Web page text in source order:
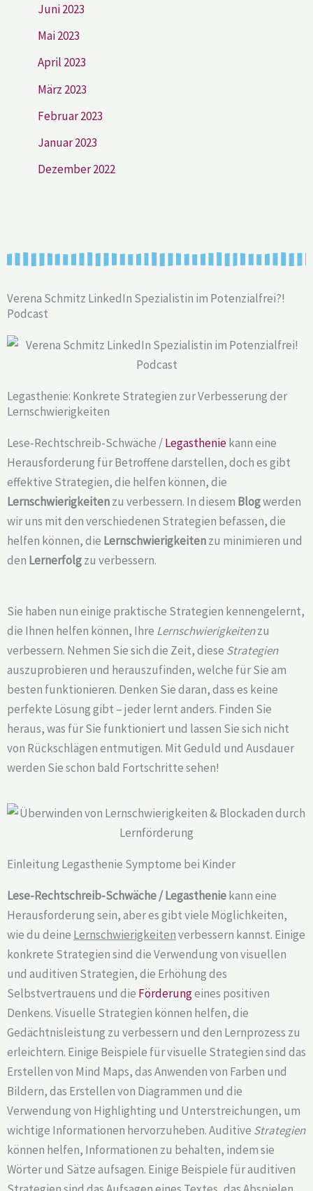
Juni 2023
Mai 2023
April 2023
März 2023
Februar 2023
Januar 2023
Dezember 2022
Verena Schmitz LinkedIn Spezialistin im Potenzialfrei?!
Podcast
Legasthenie: Konkrete Strategien zur Verbesserung der
Lernschwierigkeiten
Lese-Rechtschreib-Schwäche /Legastheniekann eine
Herausforderung für Betroffene darstellen, doch es gibt
effektive Strategien, die helfen können, die
Lernschwierigkeitenzu verbessern. In diesem Blogwerden
wir uns mit den verschiedenen Strategien befassen, die
helfen können, die Lernschwierigkeitenzu minimieren und
den Lernerfolgzu verbessern.
Sie haben nun einige praktische Strategien kennengelernt,
die Ihnen helfen können, Ihre Lernschwierigkeitenzu
verbessern. Nehmen Sie sich die Zeit, diese Strategien
auszuprobieren und herauszufinden, welche für Sie am
besten funktionieren. Denken Sie daran, dass es keine
perfekte Lösung gibt – jeder lernt anders. Finden Sie
heraus, was für Sie funktioniert und lassen Sie sich nicht
von Rückschlägen entmutigen. Mit Geduld und Ausdauer
werden Sie schon bald Fortschritte sehen!
Einleitung Legasthenie Symptome bei Kinder
Lese-Rechtschreib-Schwäche / Legastheniekann eine
Herausforderung sein, aber es gibt viele Möglichkeiten,
wie du deine Lernschwierigkeitenverbessern kannst. Einige
konkrete Strategien sind die Verwendung von visuellen
und auditiven Strategien, die Erhöhung des
Selbstvertrauens und die Förderungeines positiven
Denkens. Visuelle Strategien können helfen, die
Gedächtnisleistung zu verbessern und den Lernprozess zu
erleichtern. Einige Beispiele für visuelle Strategien sind das
Erstellen von Mind Maps, das Anwenden von Farben und
Bildern, das Erstellen von Diagrammen und die
Verwendung von Highlighting und Unterstreichungen, um
wichtige Informationen hervorzuheben. Auditive Strategien
können helfen, Informationen zu behalten, indem sie
Wörter und Sätze aufsagen. Einige Beispiele für auditiven